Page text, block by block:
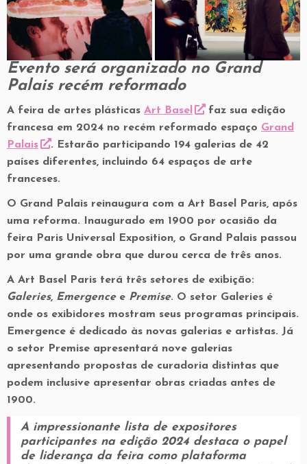
Evento será organizado no Grand
Palais recém reformado
A feira de artes plásticas Art Basel
faz sua edição
francesa em 2024 no recém reformado espaço Grand
Palais
. Estarão participando 194 galerias de 42
países diferentes, incluindo 64 espaços de arte
franceses.
O Grand Palais reinaugura com a Art Basel Paris, após
uma reforma. Inaugurado em 1900 por ocasião da
feira Paris Universal Exposition, o Grand Palais passou
por uma grande obra que durou cerca de três anos.
A Art Basel Paris terá três setores de exibição:
Galeries, Emergencee Premise. O setor Galeries é
onde os exibidores mostram seus programas principais.
Emergence é dedicado às novas galerias e artistas. Já
o setor Premise apresentará nove galerias
apresentando propostas de curadoria distintas que
podem inclusive apresentar obras criadas antes de
1900.
A impressionante lista de expositores
participantes na edição 2024 destaca o papel
de liderança da feira como plataforma